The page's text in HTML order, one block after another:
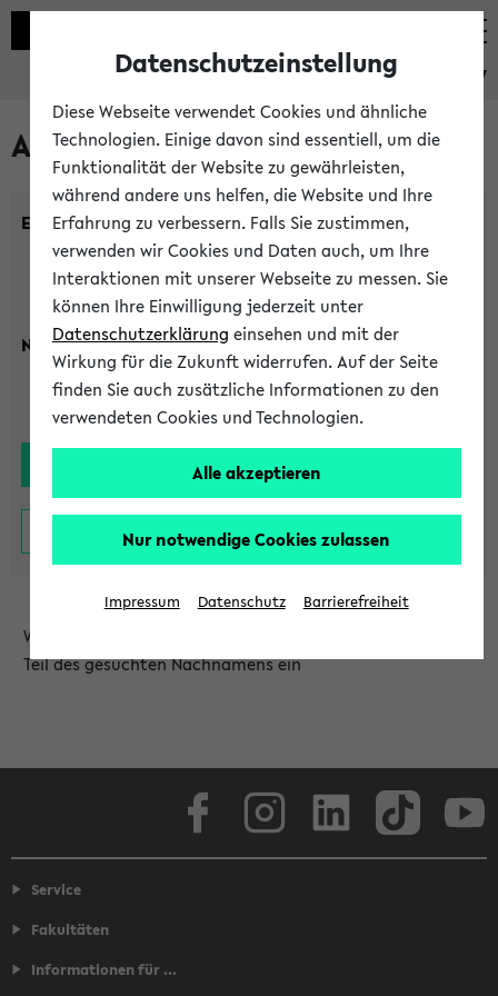
eKVV
Alle Lehrenden
Einrichtung:
Nachname:
Wählen Sie die Einrichtung aus und/oder geben Sie einen
Teil des gesuchten Nachnamens ein
Service
Fakultäten
Informationen für ...
Datenschutzeinstellung
Diese Webseite verwendet Cookies und ähnliche
Technologien. Einige davon sind essentiell, um die
Funktionalität der Website zu gewährleisten,
während andere uns helfen, die Website und Ihre
Erfahrung zu verbessern. Falls Sie zustimmen,
verwenden wir Cookies und Daten auch, um Ihre
Interaktionen mit unserer Webseite zu messen. Sie
können Ihre Einwilligung jederzeit unter
Datenschutzerklärung einsehen und mit der
Wirkung für die Zukunft widerrufen. Auf der Seite
finden Sie auch zusätzliche Informationen zu den
verwendeten Cookies und Technologien.
Alle akzeptieren
Nur notwendige Cookies zulassen
Impressum Datenschutz Barrierefreiheit